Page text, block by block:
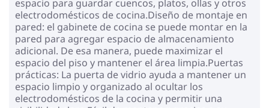
espacio para guardar cuencos, platos, ollas y otros
electrodomésticos de cocina.Diseño de montaje en
pared: el gabinete de cocina se puede montar en la
pared para agregar espacio de almacenamiento
adicional. De esa manera, puede maximizar el
espacio del piso y mantener el área limpia.Puertas
prácticas: La puerta de vidrio ayuda a mantener un
espacio limpio y organizado al ocultar los
electrodomésticos de la cocina y permitir una